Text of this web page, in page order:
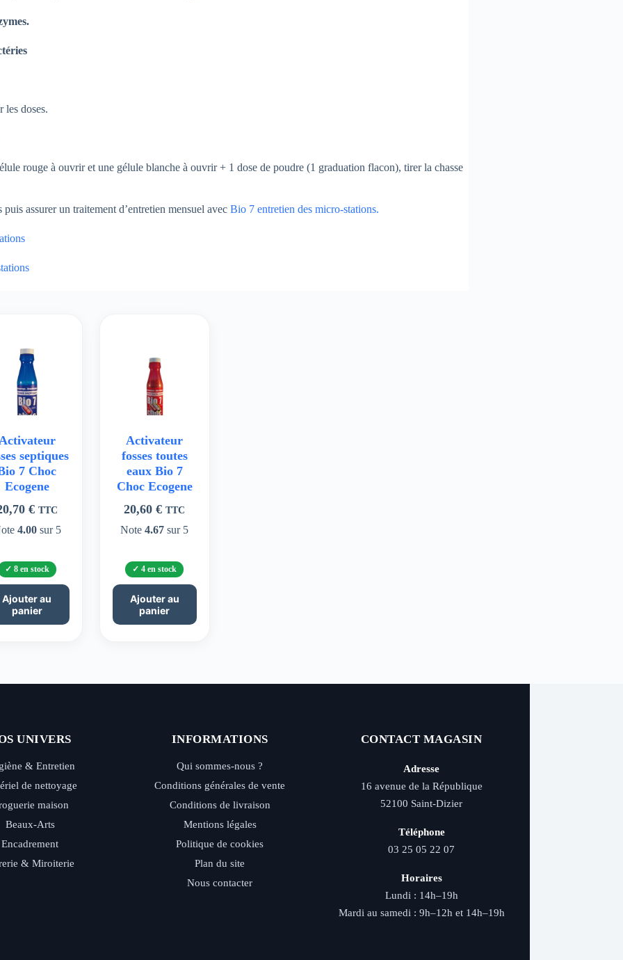
les doses.
rouge à ouvrir et une gélule blanche à ouvrir + 1 dose de poudre (1 graduation flacon), tirer la chasse
assurer un traitement d’entretien mensuel avec Bio 7 entretien des micro-stations.
septiques
7 Choc
Ecogene
€ TTC
4.00sur 5
8 en stock
Ajouter au
panier
Activateur
fosses toutes
eaux Bio 7
Choc Ecogene
20,60€ TTC
Note4.67 sur 5
4 en stock
Ajouter au
panier
UNIVERS
& Entretien
de nettoyage
maison
Beaux-Arts
Encadrement
& Miroiterie
INFORMATIONS
Qui sommes-nous ?
Conditions générales de vente
Conditions de livraison
Mentions légales
Politique de cookies
Plan du site
Nous contacter
CONTACT MAGASIN
Adresse
16 avenue de la République
52100 Saint-Dizier
Téléphone
03 25 05 22 07
Horaires
Lundi : 14h–19h
Mardi au samedi : 9h–12h et 14h–19h